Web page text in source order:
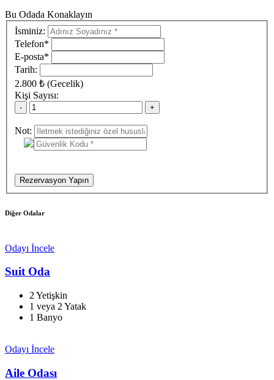
Bu Odada Konaklayın
İsminiz:
Telefon*
E-posta*
Tarih:
2.800 ₺ (Gecelik)
Kişi Sayısı:
Not:
Rezervasyon Yapın
Diğer Odalar
Odayı İncele
Suit Oda
2 Yetişkin
1 veya 2 Yatak
1 Banyo
Odayı İncele
Aile Odası